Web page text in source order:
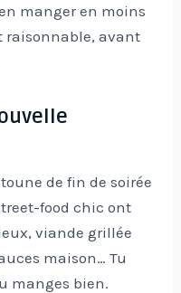
manger en moins
raisonnable, avant
de fin de soirée
food chic ont
viande grillée
maison… Tu
manges bien.